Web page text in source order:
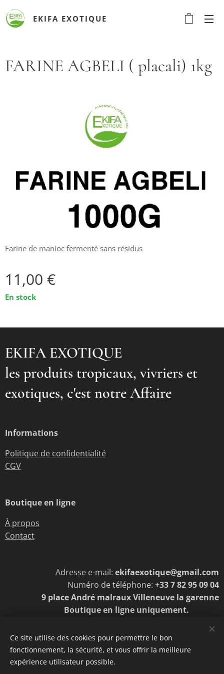
EKIFA EXOTIQUE
FARINE AGBELI ( placali) 1kg
Farine de manioc fermenté sans résidus
11,00 €
En stock
EKIFA EXOTIQUE
les produits tropicaux, vivriers et
exotiques, c'est notre Affaire
Informations
Politique de confidentialité
CGV
Boutique en ligne
À propos
Contact
Adresse e-mail: ekifaexotique@gmail.com
Numéro de téléphone: +33 7 82 95 09 04
9 place André malraux Villeneuve la garenne
Boutique en ligne uniquement.
Cookies
Ce site utilise des cookies pour permettre le bon
fonctionnement, la sécurité, et vous offrir la meilleure
expérience utilisateur possible.